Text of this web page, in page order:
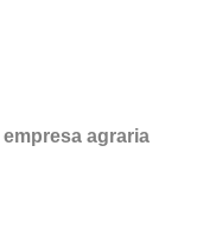
agraria